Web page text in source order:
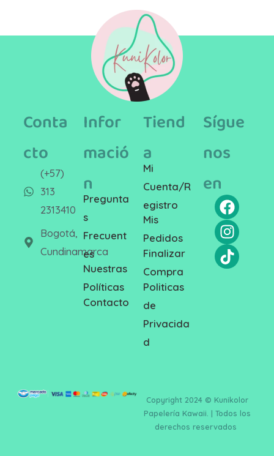
Conta
cto
(+57)
313
2313410
Bogotá,
Cundinamarca
Infor
mació
n
Pregunta
s
Frecuent
es
Nuestras
Políticas
Contacto
Tiend
a
Mi
Cuenta/R
egistro
Mis
Pedidos
Finalizar
Compra
Politicas
de
Privacida
d
Sígue
nos
en
Copyright 2024 © Kunikolor
Papelería Kawaii. | Todos los
derechos reservados